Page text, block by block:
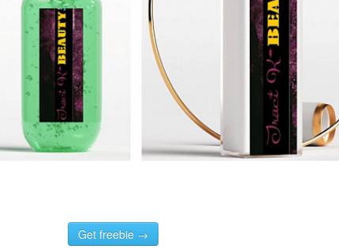
Get freebie →